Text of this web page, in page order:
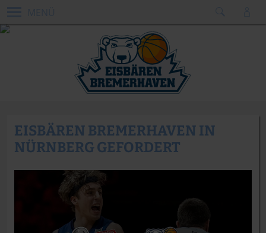
EISBÄREN BREMERHAVEN IN
NÜRNBERG GEFORDERT